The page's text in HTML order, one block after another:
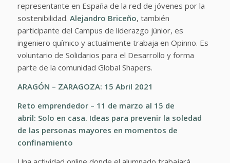
representante en España de la red de jóvenes por la
sostenibilidad. Alejandro Briceño, también
participante del Campus de liderazgo júnior, es
ingeniero químico y actualmente trabaja en Opinno. Es
voluntario de Solidarios para el Desarrollo y forma
parte de la comunidad Global Shapers.
ARAGÓN – ZARAGOZA: 15 Abril 2021
Reto emprendedor – 11 de marzo al 15 de
abril: Solo en casa. Ideas para prevenir la soledad
de las personas mayores en momentos de
confinamiento